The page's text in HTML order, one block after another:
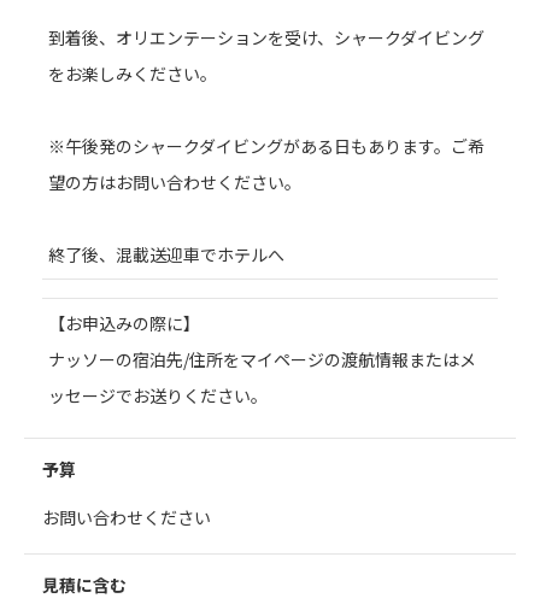
到着後、オリエンテーションを受け、シャークダイビング
をお楽しみください。
※午後発のシャークダイビングがある日もあります。ご希
望の方はお問い合わせください。
終了後、混載送迎車でホテルへ
【お申込みの際に】
ナッソーの宿泊先/住所をマイページの渡航情報またはメ
ッセージでお送りください。
予算
お問い合わせください
見積に含む